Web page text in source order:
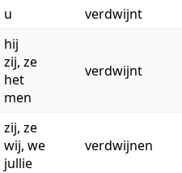
u
verdwijnt
hij
zij, ze
het
men
verdwijnt
zij, ze
wij, we
jullie
verdwijnen